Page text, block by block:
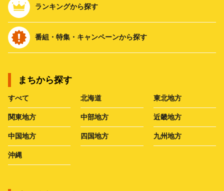
ランキングから探す
番組・特集・キャンペーンから探す
まちから探す
すべて 北海道 東北地方
関東地方 中部地方 近畿地方
中国地方 四国地方 九州地方
沖縄